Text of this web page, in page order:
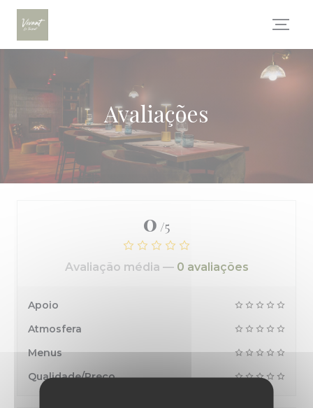
Painel de Gerenciamento de Cookies
Avaliações
0 /5
Avaliação média — 0 avaliações
Apoio
Atmosfera
Menus
Qualidade/Preço